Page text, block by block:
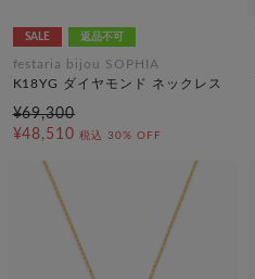
SALE 返品不可
festaria bijou SOPHIA
K18YG ダイヤモンド ネックレス
¥69,300
¥48,510 税込 30% OFF